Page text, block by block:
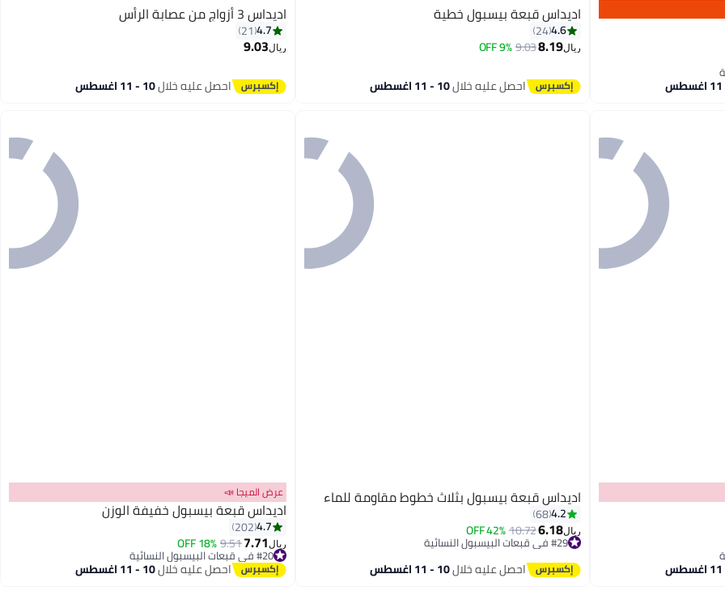
اديداس قبعة بيسبول خطية
4.6
24
ريال8.19
9.03
9% OFF
احصل عليه خلال10 - 11 اغسطس
اديداس 3 أزواج من عصابة الرأس
4.7
21
ريال9.03
احصل عليه خلال10 - 11 اغسطس
4
اديداس قبعة بيسبول بثلاث خطوط مقاومة للماء
4.2
68
ريال6.18
10.72
42% OFF
#29 في قبعات البيسبول النسائية
أقل سعر في 7 يوم
#29 في قبعات البيسبول النسائية احصل عليه خلال10 - 11 اغسطس
5
عرض الميجا 📣
اديداس قبعة بيسبول خفيفة الوزن
4.7
202
ريال7.71
9.51
18% OFF
#20 في قبعات البيسبول النسائية
أقل سعر في 30 يوم
#20 في قبعات البيسبول النسائية
احصل عليه خلال10 - 11 اغسطس